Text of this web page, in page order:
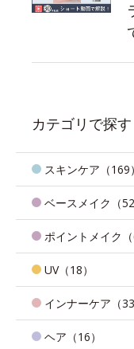
カテゴリで探す
スキンケア（169）
ベースメイク（52
ポイントメイク（
UV（18）
インナーケア（33
ヘア（16）